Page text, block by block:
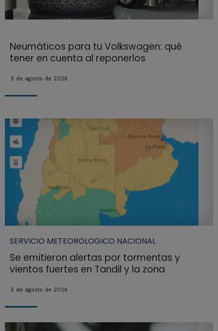
Neumáticos para tu Volkswagen: qué
tener en cuenta al reponerlos
5 de agosto de 2026
SERVICIO METEOROLOGICO NACIONAL
Se emitieron alertas por tormentas y
vientos fuertes en Tandil y la zona
5 de agosto de 2026